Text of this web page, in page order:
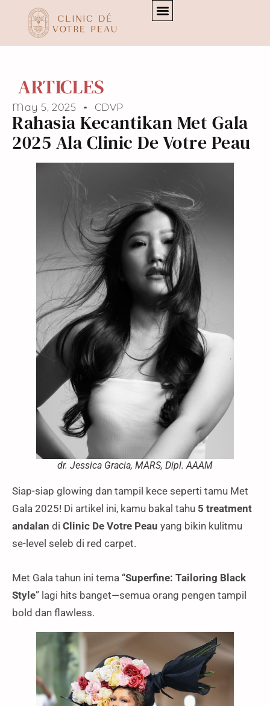
[transitionslider id="3"]
[transitionslider id="3"]
ARTICLES
May 5, 2025 CDVP
Rahasia Kecantikan Met Gala
2025 Ala Clinic De Votre Peau
dr. Jessica Gracia, MARS, Dipl. AAAM
Siap-siap glowing dan tampil kece seperti tamu Met
Gala 2025! Di artikel ini, kamu bakal tahu 5 treatment
andalan di Clinic De Votre Peau yang bikin kulitmu
se-level seleb di red carpet.
Met Gala tahun ini tema “Superfine: Tailoring Black
Style” lagi hits banget—semua orang pengen tampil
bold dan flawless.